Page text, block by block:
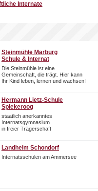
Internate
Steinmühle Marburg
Schule & Internat
Die Steinmühle ist eine
Gemeinschaft, die trägt. Hier kann
Ihr Kind leben, lernen und wachsen!
Hermann Lietz-Schule
Spiekeroog
staatlich anerkanntes
Internatsgymnasium
in freier Trägerschaft
Landheim Schondorf
Internatsschulen am Ammersee